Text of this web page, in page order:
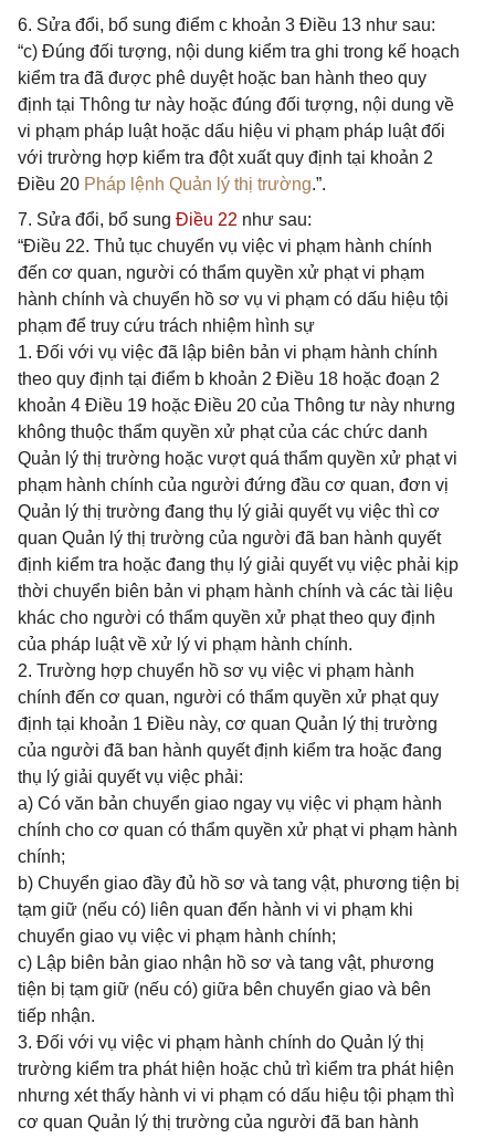
6. Sửa đổi, bổ sung điểm c khoản 3 Điều 13 như sau:
“c) Đúng đối tượng, nội dung kiểm tra ghi trong kế hoạch
kiểm tra đã được phê duyệt hoặc ban hành theo quy
định tại Thông tư này hoặc đúng đối tượng, nội dung về
vi phạm pháp luật hoặc dấu hiệu vi phạm pháp luật đối
với trường hợp kiểm tra đột xuất quy định tại khoản 2
Điều 20 Pháp lệnh Quản lý thị trường.”.
7. Sửa đổi, bổ sung Điều 22 như sau:
“Điều 22. Thủ tục chuyển vụ việc vi phạm hành chính
đến cơ quan, người có thẩm quyền xử phạt vi phạm
hành chính và chuyển hồ sơ vụ vi phạm có dấu hiệu tội
phạm để truy cứu trách nhiệm hình sự
1. Đối với vụ việc đã lập biên bản vi phạm hành chính
theo quy định tại điểm b khoản 2 Điều 18 hoặc đoạn 2
khoản 4 Điều 19 hoặc Điều 20 của Thông tư này nhưng
không thuộc thẩm quyền xử phạt của các chức danh
Quản lý thị trường hoặc vượt quá thẩm quyền xử phạt vi
phạm hành chính của người đứng đầu cơ quan, đơn vị
Quản lý thị trường đang thụ lý giải quyết vụ việc thì cơ
quan Quản lý thị trường của người đã ban hành quyết
định kiểm tra hoặc đang thụ lý giải quyết vụ việc phải kịp
thời chuyển biên bản vi phạm hành chính và các tài liệu
khác cho người có thẩm quyền xử phạt theo quy định
của pháp luật về xử lý vi phạm hành chính.
2. Trường hợp chuyển hồ sơ vụ việc vi phạm hành
chính đến cơ quan, người có thẩm quyền xử phạt quy
định tại khoản 1 Điều này, cơ quan Quản lý thị trường
của người đã ban hành quyết định kiểm tra hoặc đang
thụ lý giải quyết vụ việc phải:
a) Có văn bản chuyển giao ngay vụ việc vi phạm hành
chính cho cơ quan có thẩm quyền xử phạt vi phạm hành
chính;
b) Chuyển giao đầy đủ hồ sơ và tang vật, phương tiện bị
tạm giữ (nếu có) liên quan đến hành vi vi phạm khi
chuyển giao vụ việc vi phạm hành chính;
c) Lập biên bản giao nhận hồ sơ và tang vật, phương
tiện bị tạm giữ (nếu có) giữa bên chuyển giao và bên
tiếp nhận.
3. Đối với vụ việc vi phạm hành chính do Quản lý thị
trường kiểm tra phát hiện hoặc chủ trì kiểm tra phát hiện
nhưng xét thấy hành vi vi phạm có dấu hiệu tội phạm thì
cơ quan Quản lý thị trường của người đã ban hành